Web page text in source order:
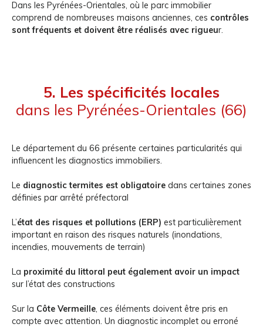
Dans les Pyrénées-Orientales, où le parc immobilier
comprend de nombreuses maisons anciennes, ces contrôles
sont fréquents et doivent être réalisés avec rigueur.
5. Les spécificités locales
dans les Pyrénées-Orientales (66)
Le département du 66 présente certaines particularités qui
influencent les diagnostics immobiliers.
Le diagnostic termites est obligatoire dans certaines zones
définies par arrêté préfectoral
L’état des risques et pollutions (ERP) est particulièrement
important en raison des risques naturels (inondations,
incendies, mouvements de terrain)
La proximité du littoral peut également avoir un impact
sur l’état des constructions
Sur la Côte Vermeille, ces éléments doivent être pris en
compte avec attention. Un diagnostic incomplet ou erroné